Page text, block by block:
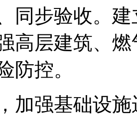
同步验收。 建
高层建筑、
防控。
， 加强基础设